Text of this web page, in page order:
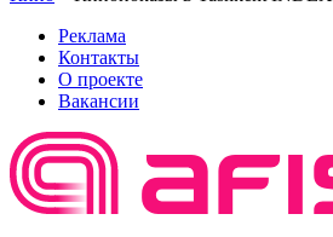
Реклама
Контакты
О проекте
Вакансии